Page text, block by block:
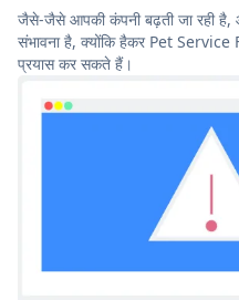
जैसे-जैसे आपकी कंपनी बढ़ती जा रही है,
संभावना है, क्योंकि हैकर Pet Service
प्रयास कर सकते हैं।